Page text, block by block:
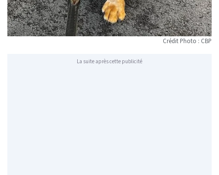
Crédit Photo : CBP
La suite après cette publicité